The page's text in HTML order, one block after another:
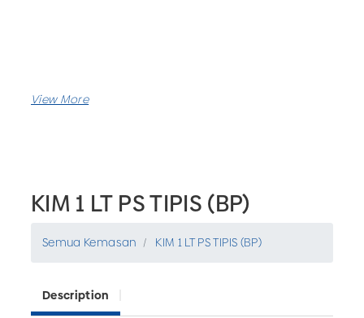
KIM 1 LT PS TIPIS (BP)
Semua Kemasan KIM 1 LT PS TIPIS (BP)
Description